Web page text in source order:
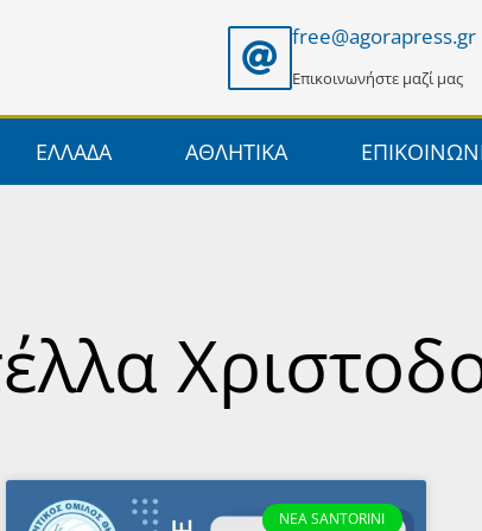
free@agorapress.gr
Επικοινωνήστε μαζί μας
ΕΛΛΑΔΑ ΑΘΛΗΤΙΚΑ
NEA SANTORINI